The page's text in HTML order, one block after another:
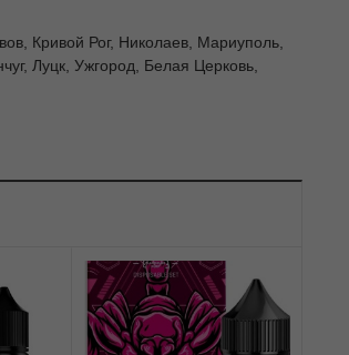
Кривой Рог, Николаев, Мариуполь,
Луцк, Ужгород, Белая Церковь,